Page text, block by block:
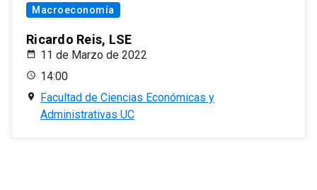
Macroeconomía
Ricardo Reis, LSE
11 de Marzo de 2022
14:00
Facultad de Ciencias Económicas y
Administrativas UC